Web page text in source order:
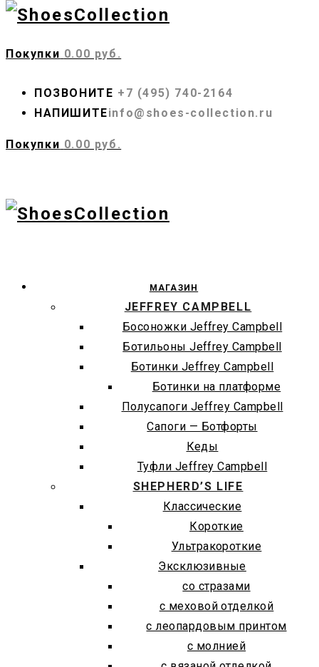
Покупки 0.00 руб.
ПОЗВОНИТЕ +7 (495) 740-2164
НАПИШИТЕinfo@shoes-collection.ru
Покупки 0.00 руб.
МАГАЗИН
JEFFREY CAMPBELL
Босоножки Jeffrey Campbell
Ботильоны Jeffrey Campbell
Ботинки Jeffrey Campbell
Ботинки на платформе
Полусапоги Jeffrey Campbell
Сапоги — Ботфорты
Кеды
Туфли Jeffrey Campbell
SHEPHERD’S LIFE
Классические
Короткие
Ультракороткие
Эксклюзивные
со стразами
с меховой отделкой
с леопардовым принтом
с молнией